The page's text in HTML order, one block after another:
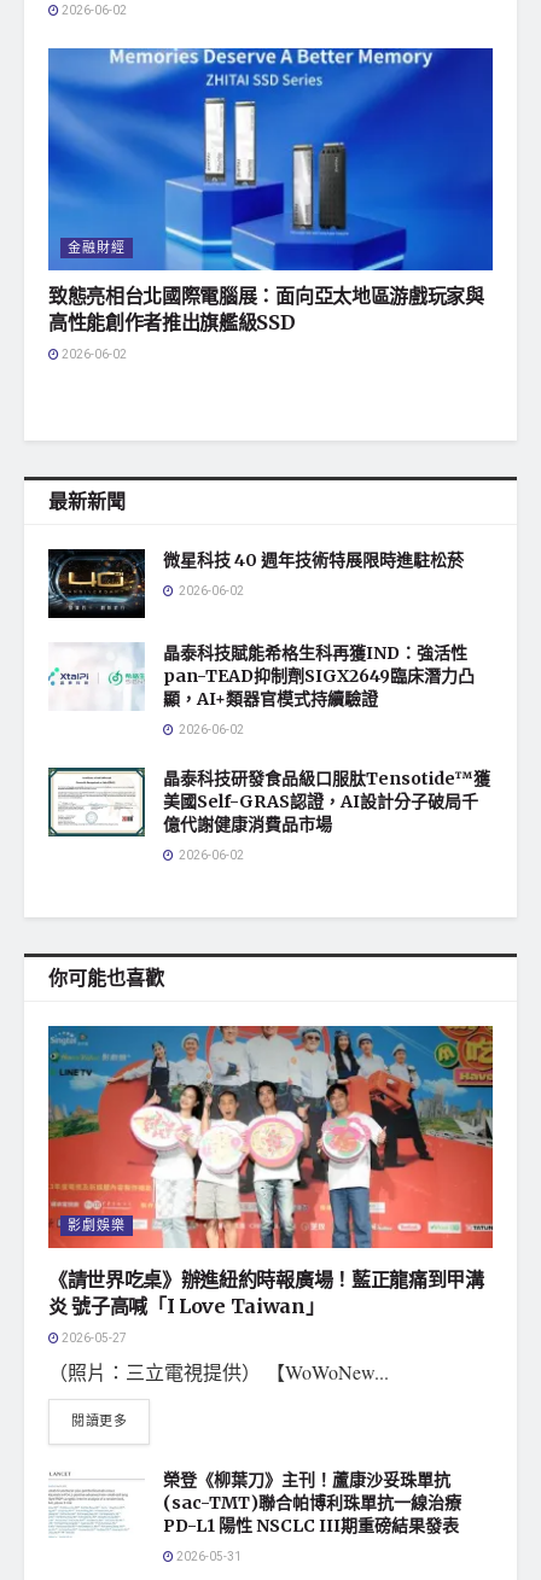
2026-06-02
金融財經
致態亮相台北國際電腦展：面向亞太地區游戲玩家與
高性能創作者推出旗艦級SSD
2026-06-02
最新新聞
微星科技 40 週年技術特展限時進駐松菸
2026-06-02
晶泰科技賦能希格生科再獲IND：強活性
pan-TEAD抑制劑SIGX2649臨床潛力凸
顯，AI+類器官模式持續驗證
2026-06-02
晶泰科技研發食品級口服肽Tensotide™獲
美國Self-GRAS認證，AI設計分子破局千
億代謝健康消費品市場
2026-06-02
你可能也喜歡
影劇娛樂
《請世界吃桌》辦進紐約時報廣場！藍正龍痛到甲溝
炎 號子高喊「I Love Taiwan」
2026-05-27
（照片：三立電視提供） 【WoWoNew...
閱讀更多
榮登《柳葉刀》主刊！蘆康沙妥珠單抗
(sac-TMT)聯合帕博利珠單抗一線治療
PD-L1 陽性 NSCLC III期重磅結果發表
2026-05-31